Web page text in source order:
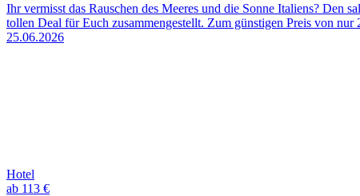
Ihr vermisst das Rauschen des Meeres und die Sonne Italiens? Den
tollen Deal für Euch zusammengestellt. Zum günstigen Preis von nur
25.06.2026
Hotel
ab 113 €